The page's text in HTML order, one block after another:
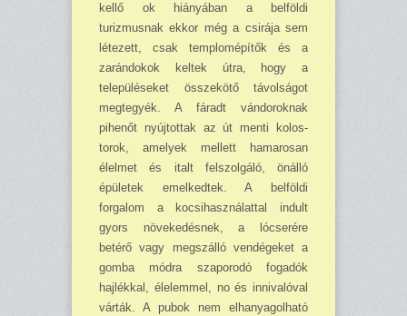
kellő ok hiányában a belföldi
turizmusnak ekkor még a csirája sem
létezett, csak templomépítők és a
zarándokok keltek útra, hogy a
településeket összekötő távolságot
megtegyék. A fáradt vándoroknak
pihenőt nyújtottak az út menti ko­los­
torok, amelyek mellett hamarosan
élelmet és italt felszolgáló, önálló
épületek emelkedtek. A belföldi
forgalom a kocsihasználattal indult
gyors növekedésnek, a lócserére
betérő vagy megszálló vendégeket a
gomba módra szaporodó fogadók
hajlékkal, élelemmel, no és inni­valóval
várták. A pubok nem elhanyagolható